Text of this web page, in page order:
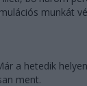
munkát
a hetedik
ment.